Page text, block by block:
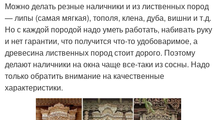
Можно делать резные наличники и из лиственных пород
— липы (самая мягкая), тополя, клена, дуба, вишни и т.д.
Но с каждой породой надо уметь работать, набивать руку
и нет гарантии, что получится что-то удобоваримое, а
древесина лиственных пород стоит дорого. Поэтому
делают наличники на окна чаще все-таки из сосны. Надо
только обратить внимание на качественные
характеристики.